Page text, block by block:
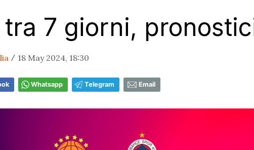
tra 7 giorni,
/ 18 May 2024, 18:30
Whatsapp Telegram Email